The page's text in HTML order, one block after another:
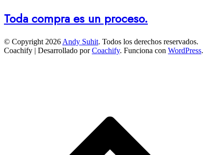
Toda compra es un proceso.
© Copyright 2026 Andy Suhit. Todos los derechos reservados.
Coachify | Desarrollado porCoachify. Funciona con WordPress.